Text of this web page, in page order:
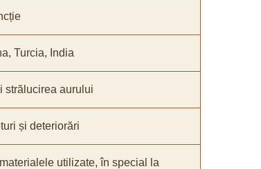
Turcia, India
strălucirea aurului
și deteriorări
utilizate, în special la